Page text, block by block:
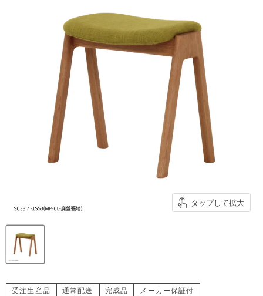
タップして拡大
受注生産品 通常配送 完成品 メーカー保証付